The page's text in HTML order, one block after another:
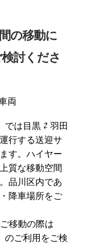
の移動に
討くださ
では目黒 ⇄ 羽田
行する送迎サ
す。ハイヤー
質な移動空間
品川区内であ
降車場所をご
移動の際は
のご利用をご検